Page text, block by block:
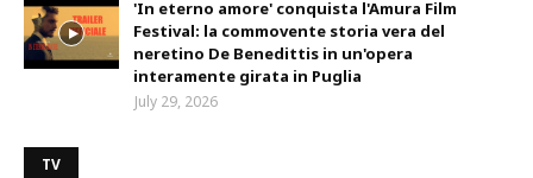
'In eterno amore' conquista l'Amura Film
Festival: la commovente storia vera del
neretino De Benedittis in un'opera
interamente girata in Puglia
July 29, 2026
TV